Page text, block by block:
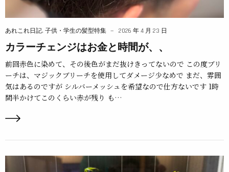
あれこれ日記, 子供・学生の髪型特集 2026 年 4 月 23 日
カラーチェンジはお金と時間が、、
前回赤色に染めて、その後色がまだ抜けきってないので この度ブリ
ーチは、マジックブリーチを使用してダメージ少なめで まだ、雰囲
気はあるのですが シルバーメッシュを希望なので仕方ないです 1時
間半かけてこのくらい赤が残り も…